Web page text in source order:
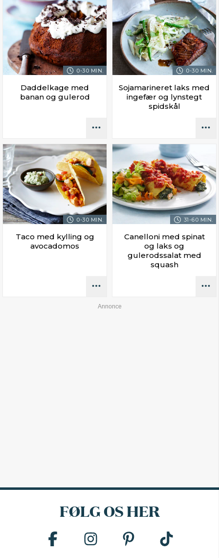
0-30 MIN.
Daddelkage med
banan og gulerod
0-30 MIN.
Sojamarineret laks med
ingefær og lynstegt
spidskål
0-30 MIN.
Taco med kylling og
avocadomos
31-60 MIN.
Canelloni med spinat
og laks og
gulerodssalat med
squash
FØLG OS HER